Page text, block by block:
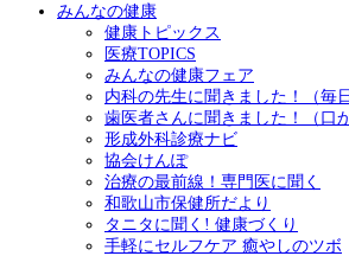
みんなの健康
健康トピックス
医療TOPICS
みんなの健康フェア
内科の先生に聞きました！（毎
歯医者さんに聞きました！（口
形成外科診療ナビ
協会けんぽ
治療の最前線！専門医に聞く
和歌山市保健所だより
タニタに聞く! 健康づくり
手軽にセルフケア 癒やしのツボ